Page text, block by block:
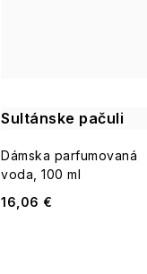
Sultánske pačuli
Dámska parfumovaná
voda, 100 ml
16,06 €